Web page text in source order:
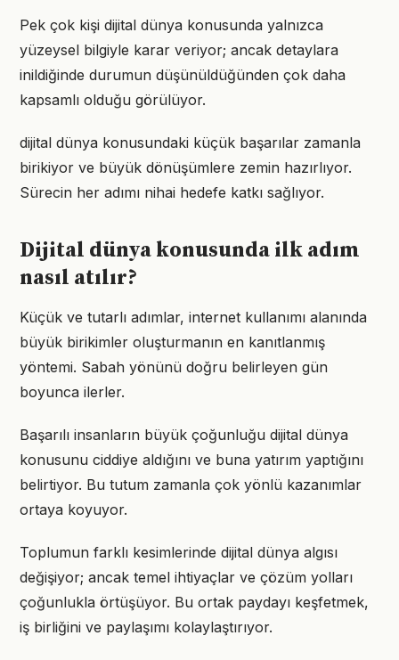
Pek çok kişi dijital dünya konusunda yalnızca
yüzeysel bilgiyle karar veriyor; ancak detaylara
inildiğinde durumun düşünüldüğünden çok daha
kapsamlı olduğu görülüyor.
dijital dünya konusundaki küçük başarılar zamanla
birikiyor ve büyük dönüşümlere zemin hazırlıyor.
Sürecin her adımı nihai hedefe katkı sağlıyor.
Dijital dünya konusunda ilk adım
nasıl atılır?
Küçük ve tutarlı adımlar, internet kullanımı alanında
büyük birikimler oluşturmanın en kanıtlanmış
yöntemi. Sabah yönünü doğru belirleyen gün
boyunca ilerler.
Başarılı insanların büyük çoğunluğu dijital dünya
konusunu ciddiye aldığını ve buna yatırım yaptığını
belirtiyor. Bu tutum zamanla çok yönlü kazanımlar
ortaya koyuyor.
Toplumun farklı kesimlerinde dijital dünya algısı
değişiyor; ancak temel ihtiyaçlar ve çözüm yolları
çoğunlukla örtüşüyor. Bu ortak paydayı keşfetmek,
iş birliğini ve paylaşımı kolaylaştırıyor.